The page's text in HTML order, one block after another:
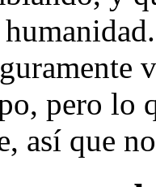
pero lo
así que